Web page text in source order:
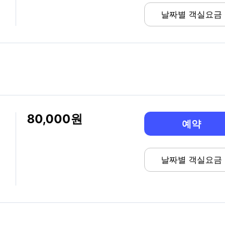
날짜별 객실요금
80,000 예약
날짜별 객실요금